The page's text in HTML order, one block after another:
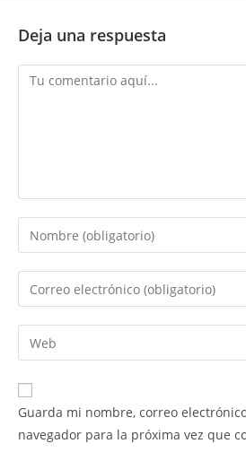
Deja una respuesta
Comentario
Introduce
tu
nombre
de
usuario
para
comentar
Introduce
tu
dirección
de
electrónico
para
comentar
Introduce
la
URL
de
Guarda mi nombre, correo
navegador para la próxima vez que